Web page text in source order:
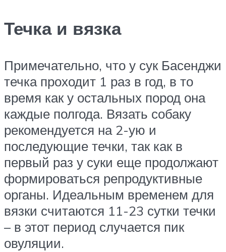
Течка и вязка
Примечательно, что у сук Басенджи
течка проходит 1 раз в год, в то
время как у остальных пород она
каждые полгода. Вязать собаку
рекомендуется на 2-ую и
последующие течки, так как в
первый раз у суки еще продолжают
формироваться репродуктивные
органы. Идеальным временем для
вязки считаются 11-23 сутки течки
– в этот период случается пик
овуляции.